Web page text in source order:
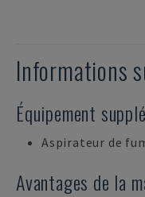
Informations
Équipement
Aspirateur de
Avantages de la